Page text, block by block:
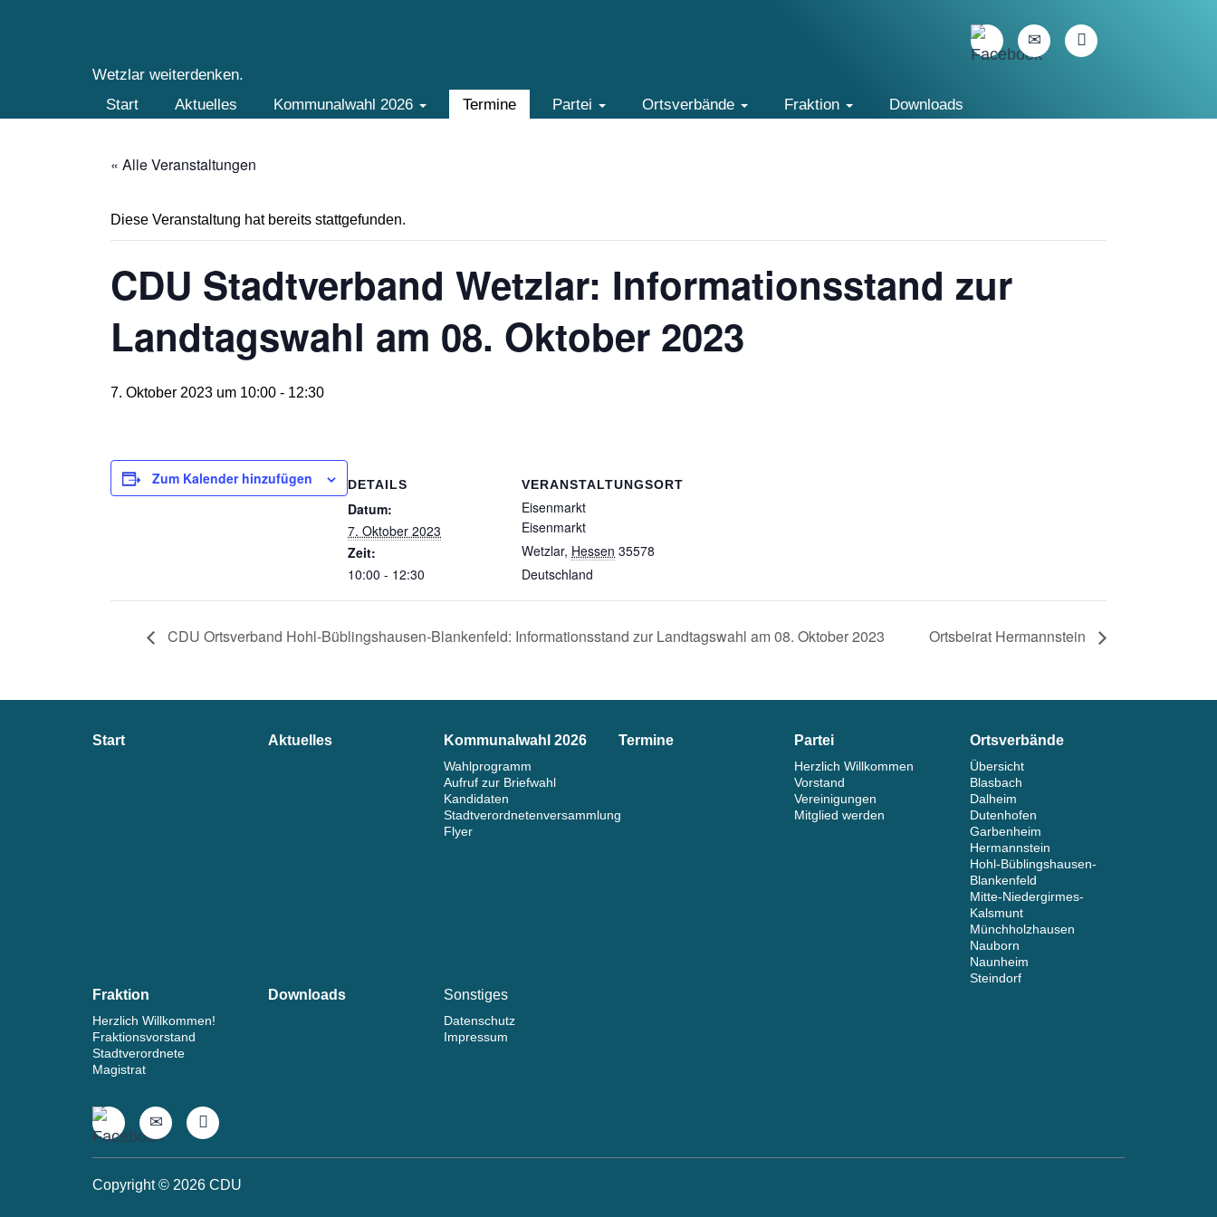
Wetzlar weiterdenken.
Hauptnavigation
Start Aktuelles Kommunalwahl 2026 Termine Partei Ortsverbände Fraktion Downloads
« Alle Veranstaltungen
Diese Veranstaltung hat bereits stattgefunden.
CDU Stadtverband Wetzlar: Informationsstand zur
Landtagswahl am 08. Oktober 2023
7. Oktober 2023 um 10:00 - 12:30
Zum Kalender hinzufügen DETAILS
Datum:
7. Oktober 2023
Zeit:
10:00 - 12:30
VERANSTALTUNGSORT
Eisenmarkt
Eisenmarkt
Wetzlar, Hessen 35578
Deutschland
CDU Ortsverband Hohl-Büblingshausen-Blankenfeld: Informationsstand zur Landtagswahl am 08. Oktober 2023 Ortsbeirat Hermannstein
Seitenübersicht
Start Aktuelles Kommunalwahl 2026
Wahlprogramm
Aufruf zur Briefwahl
Kandidaten
Stadtverordnetenversammlung
Flyer
Termine Partei
Herzlich Willkommen
Vorstand
Vereinigungen
Mitglied werden
Ortsverbände
Übersicht
Blasbach
Dalheim
Dutenhofen
Garbenheim
Hermannstein
Hohl-Büblingshausen-
Blankenfeld
Mitte-Niedergirmes-
Kalsmunt
Münchholzhausen
Nauborn
Naunheim
Steindorf
Fraktion
Herzlich Willkommen!
Fraktionsvorstand
Stadtverordnete
Magistrat
Downloads Sonstiges
Datenschutz
Impressum
Copyright © 2026 CDU